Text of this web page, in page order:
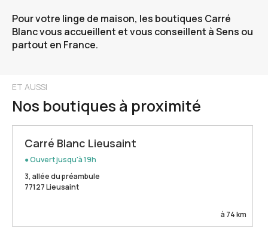
Pour votre linge de maison, les boutiques Carré
Blanc vous accueillent et vous conseillent à Sens ou
partout en France.
ET AUSSI
Nos boutiques à proximité
Carré Blanc Lieusaint
● Ouvert jusqu'à 19h
3, allée du préambule
77127 Lieusaint
à 74 km